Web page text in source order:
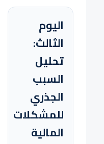
اليوم
الثالث:
تحليل
السبب
الجذري
للمشكلات
المالية